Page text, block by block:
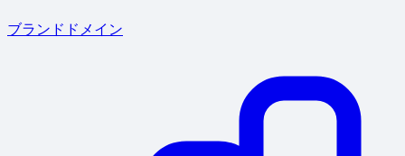
ブランドドメイン